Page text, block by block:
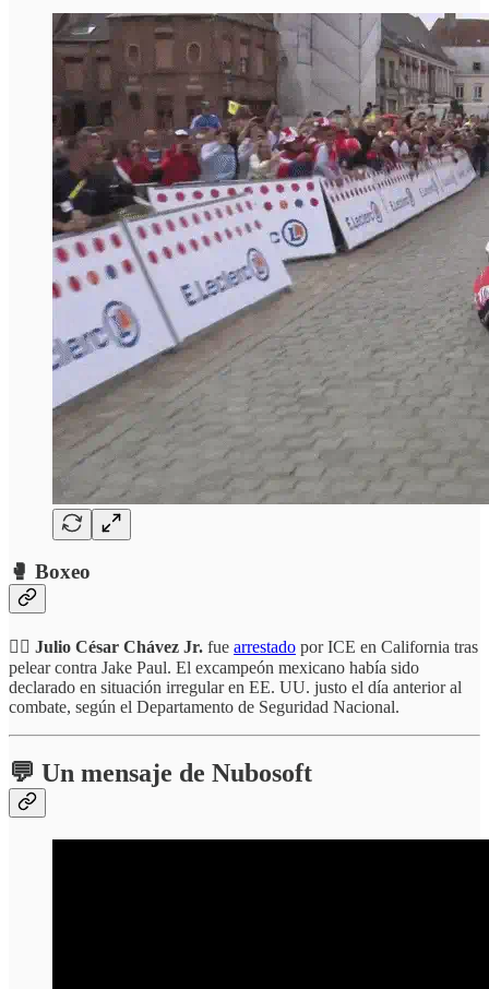
🥊 Boxeo
⛓️‍💥 Julio César Chávez Jr. fue arrestado por ICE en California tras
pelear contra Jake Paul. El excampeón mexicano había sido
declarado en situación irregular en EE. UU. justo el día anterior al
combate, según el Departamento de Seguridad Nacional.
💬 Un mensaje de Nubosoft